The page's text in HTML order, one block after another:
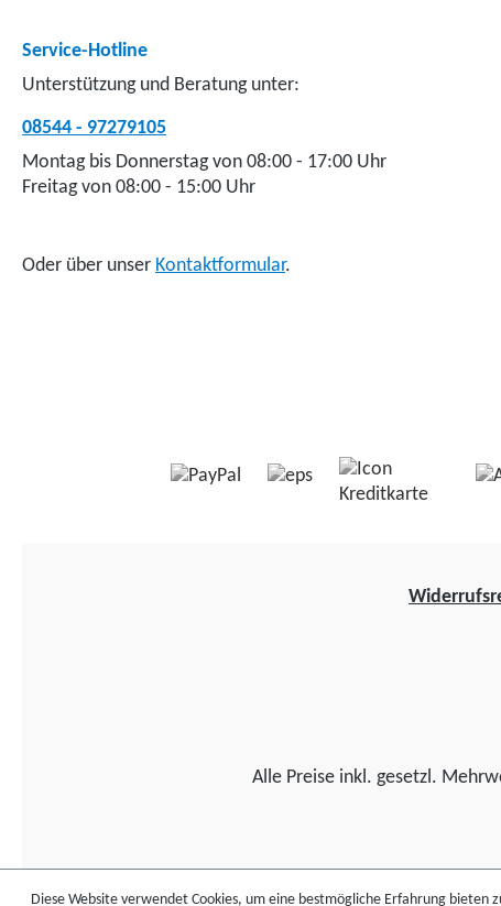
Service-Hotline
Unterstützung und Beratung unter:
08544 - 97279105
Montag bis Donnerstag von 08:00 - 17:00 Uhr
Freitag von 08:00 - 15:00 Uhr
Oder über unser Kontaktformular.
Alle Preise inkl. gesetzl.
Diese Website verwendet Cookies, um eine bestmögliche Erfahrung bieten